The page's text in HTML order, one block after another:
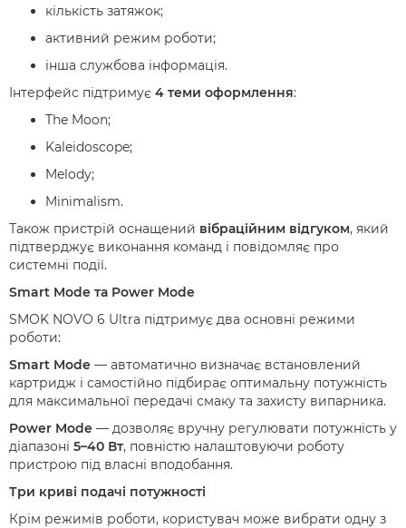
кількість затяжок;
активний режим роботи;
інша службова інформація.
Інтерфейс підтримує 4 теми оформлення:
The Moon;
Kaleidoscope;
Melody;
Minimalism.
Також пристрій оснащений вібраційним відгуком, який
підтверджує виконання команд і повідомляє про
системні події.
Smart Mode та Power Mode
SMOK NOVO 6 Ultra підтримує два основні режими
роботи:
Smart Mode — автоматично визначає встановлений
картридж і самостійно підбирає оптимальну потужність
для максимальної передачі смаку та захисту випарника.
Power Mode — дозволяє вручну регулювати потужність у
діапазоні 5–40 Вт, повністю налаштовуючи роботу
пристрою під власні вподобання.
Три криві подачі потужності
Крім режимів роботи, користувач може вибрати одну з